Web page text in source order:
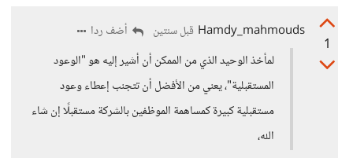
1
Hamdy_mahmouds قبل سنتين
أضف ردا
لمأخذ الوحيد الذي من الممكن أن أشير إليه هو "الوعود
المستقبلية"، يعني من الأفضل أن تتجنب إعطاء وعود
مستقبلية كبيرة كمساهمة الموظفين بالشركة مستقبلًا إن شاء
الله،